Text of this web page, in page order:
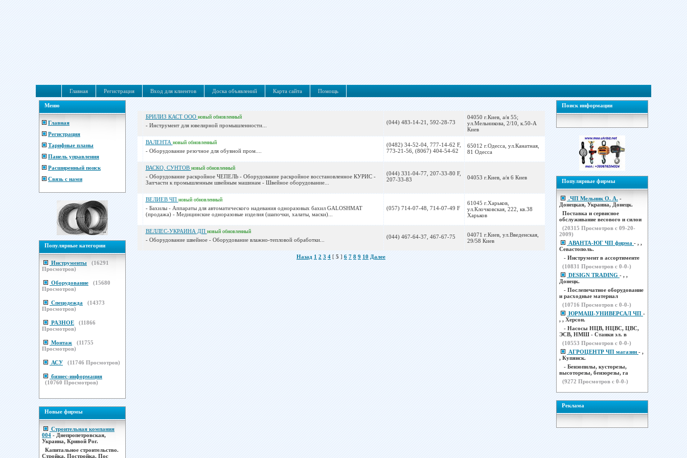
Главная Регистрация Вход для клиентов Доска объявлений Карта сайта Помощь
Меню
Главная
Регистрация
Тарифные планы
Панель управления
Расширенный поиск
Связь с нами
Популярные категории
Инструменты (16291
Просмотров)
Оборудование (15680
Просмотров)
Спецодежда (14373
Просмотров)
РАЗНОЕ (11866
Просмотров)
Монтаж (11755
Просмотров)
АСУ (11746 Просмотров)
бизнес-информация
(10760 Просмотров)
Новые фирмы
Строительная компания
004 - Днепропетровская,
Украина, Кривой Рог.
Капитальное строительство.
Стройка. Постройка. Пос
БРИЛИЗ КАСТ ООО новый обновленный
- Инструмент для ювелирной промышленности... (044) 483-14-21, 592-28-73
04050 г.Киев, а/я 55;
ул.Мельникова, 2/10, к.50-А
Киев
ВАЛЕНТА новый обновленный
- Оборудование резочное для обувной пром....
(0482) 34-52-04, 777-14-62 F,
773-21-56, (8067) 404-54-62
65012 г.Одесса, ул.Канатная,
81 Одесса
ВАСКО, СУНТОВ новый обновленный
- Оборудование раскройное ЧЕПЕЛЬ - Оборудование раскройное восстановленное КУРИС -
Запчасти к промышленным швейным машинам - Швейное оборудование...
(044) 331-04-77, 207-33-80 F,
207-33-83
04053 г.Киев, а/я 6 Киев
ВЕЛИЕВ ЧП новый обновленный
- Бахилы - Аппараты для автоматического надевания одноразовых бахил GALOSHMAT
(продажа) - Медицинские одноразовые изделия (шапочки, халаты, маски)...
(057) 714-07-48, 714-07-49 F
61045 г.Харьков,
ул.Клочковская, 222, кв.38
Харьков
ВЕЛЛЕС-УКРАИНА ДП новый обновленный
- Оборудование швейное - Оборудование влажно-тепловой обработки... (044) 467-64-37, 467-67-75
04071 г.Киев, ул.Введенская,
29/58 Киев
Назад 1 2 3 4 [ 5 ] 6 7 8 9 10 Далее
Поиск информации
Популярные фирмы
.ЧП Мельник О. А. -
Донецкая, Украина, Донецк.
Поставка и сервисное
обслуживание весового и силои
(20315 Просмотров с 09-20-
2009)
АВАНТА-ЮГ ЧП фирма - , ,
Севастополь.
- Инструмент в ассортименте
(10831 Просмотров с 0-0-)
DESIGN TRADING - , ,
Донецк.
- Послепечатное оборудование
и расходные материал
(10716 Просмотров с 0-0-)
ЮРМАШ-УНИВЕРСАЛ ЧП -
, , Херсон.
- Насосы НЦВ, НЦВС, ЦВС,
ЭСВ, НМШ - Станки эл. в
(10553 Просмотров с 0-0-)
АГРОЦЕНТР ЧП магазин - ,
, Купянск.
- Бензопилы, кусторезы,
высоторезы, бензорезы, га
(9272 Просмотров с 0-0-)
Реклама